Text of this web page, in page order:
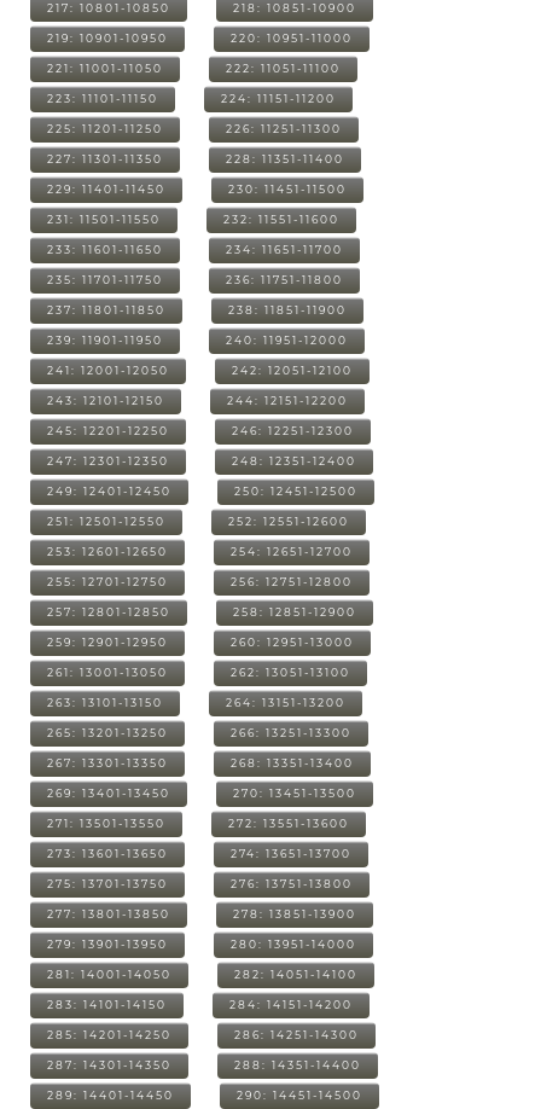
217: 10801-10850 218: 10851-10900
219: 10901-10950 220: 10951-11000
221: 11001-11050 222: 11051-11100
223: 11101-11150 224: 11151-11200
225: 11201-11250 226: 11251-11300
227: 11301-11350 228: 11351-11400
229: 11401-11450 230: 11451-11500
231: 11501-11550 232: 11551-11600
233: 11601-11650 234: 11651-11700
235: 11701-11750 236: 11751-11800
237: 11801-11850 238: 11851-11900
239: 11901-11950 240: 11951-12000
241: 12001-12050 242: 12051-12100
243: 12101-12150 244: 12151-12200
245: 12201-12250 246: 12251-12300
247: 12301-12350 248: 12351-12400
249: 12401-12450 250: 12451-12500
251: 12501-12550 252: 12551-12600
253: 12601-12650 254: 12651-12700
255: 12701-12750 256: 12751-12800
257: 12801-12850 258: 12851-12900
259: 12901-12950 260: 12951-13000
261: 13001-13050 262: 13051-13100
263: 13101-13150 264: 13151-13200
265: 13201-13250 266: 13251-13300
267: 13301-13350 268: 13351-13400
269: 13401-13450 270: 13451-13500
271: 13501-13550 272: 13551-13600
273: 13601-13650 274: 13651-13700
275: 13701-13750 276: 13751-13800
277: 13801-13850 278: 13851-13900
279: 13901-13950 280: 13951-14000
281: 14001-14050 282: 14051-14100
283: 14101-14150 284: 14151-14200
285: 14201-14250 286: 14251-14300
287: 14301-14350 288: 14351-14400
289: 14401-14450 290: 14451-14500